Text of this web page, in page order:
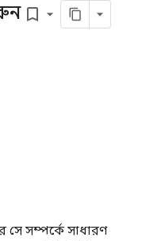
bookmark_border
সে সম্পর্কে সাধারণ